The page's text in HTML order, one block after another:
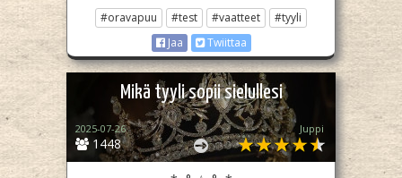
#oravapuu #test #vaatteet
#tyyli
Jaa
Twiittaa
Mikä tyyli sopii sielullesi
1448
2025-07-26 Juppi